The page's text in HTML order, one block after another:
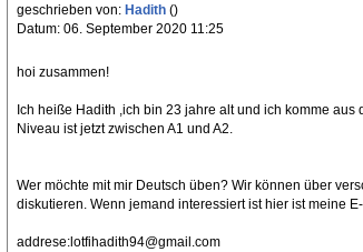
geschrieben von: Hadith ()
Datum: 06. September 2020 11:25
hoi zusammen!
Ich heiße Hadith ,ich bin 23 jahre alt und ich komme
Niveau ist jetzt zwischen A1 und A2.
Wer möchte mit mir Deutsch üben? Wir können über
diskutieren. Wenn jemand interessiert ist hier ist meine
addrese:lotfihadith94@gmail.com